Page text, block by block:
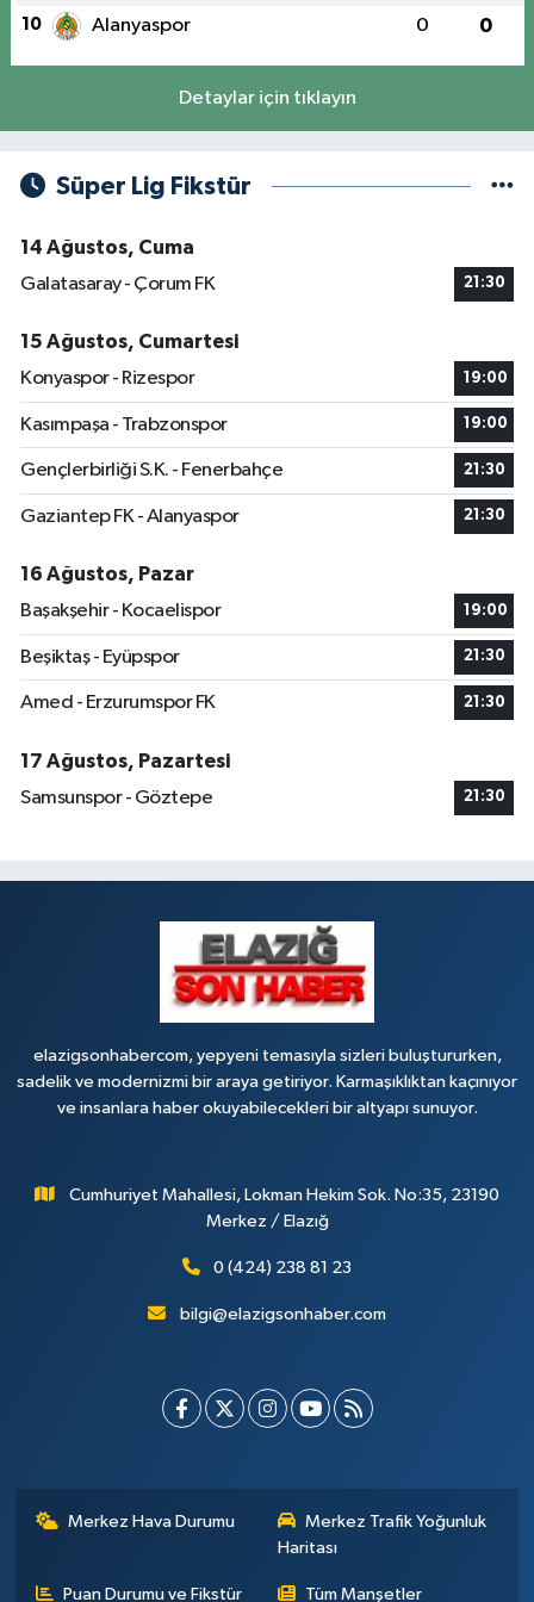
10 Alanyaspor 0 0
Detaylar için tıklayın
Süper Lig Fikstür
14 Ağustos, Cuma
Galatasaray - Çorum FK
21:30
15 Ağustos, Cumartesi
Konyaspor - Rizespor
19:00
Kasımpaşa - Trabzonspor 19:00
Gençlerbirliği S.K. - Fenerbahçe 21:30
Gaziantep FK - Alanyaspor 21:30
16 Ağustos, Pazar
Başakşehir - Kocaelispor
19:00
Beşiktaş - Eyüpspor 21:30
Amed - Erzurumspor FK 21:30
17 Ağustos, Pazartesi
Samsunspor - Göztepe
21:30
elazigsonhabercom, yepyeni temasıyla sizleri buluştururken,
sadelik ve modernizmi bir araya getiriyor. Karmaşıklıktan kaçınıyor
ve insanlara haber okuyabilecekleri bir altyapı sunuyor.
Cumhuriyet Mahallesi, Lokman Hekim Sok. No:35, 23190
Merkez / Elazığ
0 (424) 238 81 23
bilgi@elazigsonhaber.com
Merkez Hava Durumu
Merkez Trafik Yoğunluk
Haritası
Puan Durumu ve Fikstür Tüm Manşetler